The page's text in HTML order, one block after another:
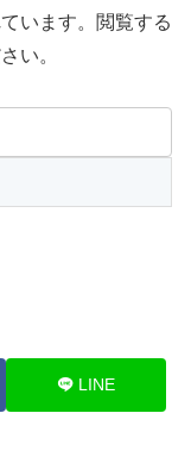
います。閲覧する
い。
LINE